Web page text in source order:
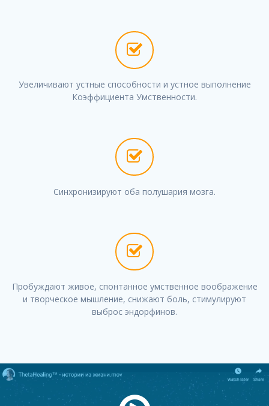
Увеличивают устные способности и устное выполнение
Коэффициента Умственности.
Синхронизируют оба полушария мозга.
Пробуждают живое, спонтанное умственное воображение
и творческое мышление, снижают боль, стимулируют
выброс эндорфинов.